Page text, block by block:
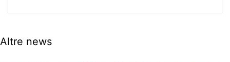
Altre news